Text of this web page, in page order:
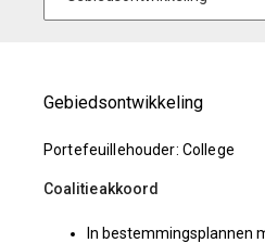
Gebiedsontwikkeling
Portefeuillehouder: College
Coalitieakkoord
In bestemmingsplannen